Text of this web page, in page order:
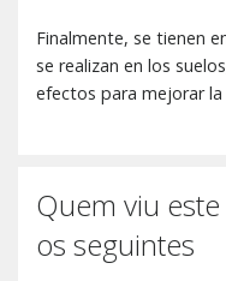
Finalmente, se tienen
se realizan en los
efectos para mejorar
Quem viu
os seguintes